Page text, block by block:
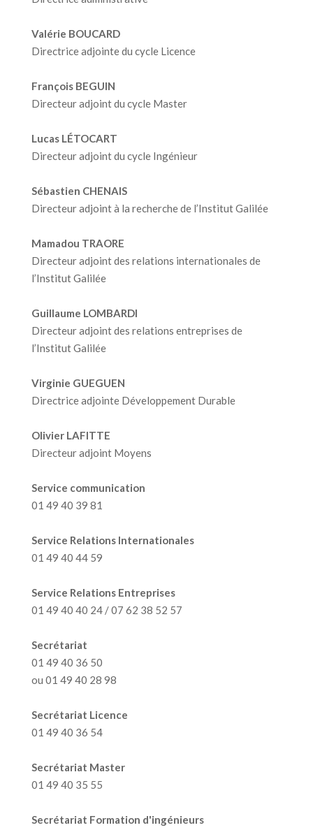
Valérie BOUCARD
Directrice adjointe du cycle Licence
François BEGUIN
Directeur adjoint du cycle Master
Lucas LÉTOCART
Directeur adjoint du cycle Ingénieur
Sébastien CHENAIS
Directeur adjoint à la recherche de l’Institut Galilée
Mamadou TRAORE
Directeur adjoint des relations internationales de
l’Institut Galilée
Guillaume LOMBARDI
Directeur adjoint des relations entreprises de
l’Institut Galilée
Virginie GUEGUEN
Directrice adjointe Développement Durable
Olivier LAFITTE
Directeur adjoint Moyens
Service communication
01 49 40 39 81
Service Relations Internationales
01 49 40 44 59
Service Relations Entreprises
01 49 40 40 24 / 07 62 38 52 57
Secrétariat
01 49 40 36 50
ou 01 49 40 28 98
Secrétariat Licence
01 49 40 36 54
Secrétariat Master
01 49 40 35 55
Secrétariat Formation d'ingénieurs